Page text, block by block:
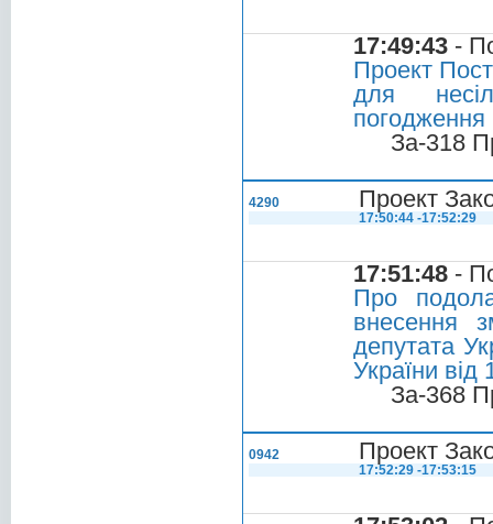
17:49:43 -
Проект
для
погодження
За-318
4290 Проект
17:50:44 -17:52:29
17:51:48 -
Про
внесення
депутата
України вiд
За-368
0942 Проект
17:52:29 -17:53:15